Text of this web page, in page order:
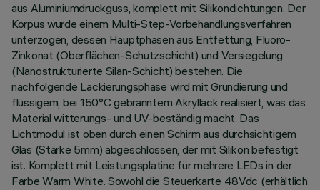
aus Aluminiumdruckguss, komplett mit Silikondichtungen. Der
Korpus wurde einem Multi-Step-Vorbehandlungsverfahren
unterzogen, dessen Hauptphasen aus Entfettung, Fluoro-
Zinkonat (Oberflächen-Schutzschicht) und Versiegelung
(Nanostrukturierte Silan-Schicht) bestehen. Die
nachfolgende Lackierungsphase wird mit Grundierung und
flüssigem, bei 150°C gebranntem Akryllack realisiert, was das
Material witterungs- und UV-beständig macht. Das
Lichtmodul ist oben durch einen Schirm aus durchsichtigem
Glas (Stärke 5mm) abgeschlossen, der mit Silikon befestigt
ist. Komplett mit Leistungsplatine für mehrere LEDs in der
Farbe Warm White. Sowohl die Steuerkarte 48Vdc (erhältlich